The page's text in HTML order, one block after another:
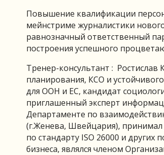
Повышение квалификации
мейнстриме журналистики
равнозначный ответственный
построения успешного
Тренер-консультант :
планирования, КСО и
для ООН и ЕС, кандидат
приглашенный эксперт
Департаменте по
(г.Женева, Швейцария),
по стандарту ISO 26000 и
бизнеса, являлся членом